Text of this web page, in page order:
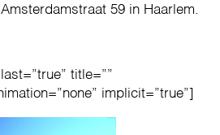
59 in Haarlem.
title=””
implicit=”true”]